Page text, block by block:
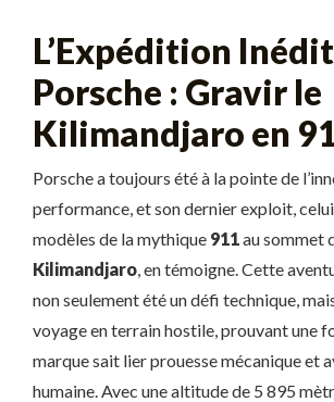
L’Expédition
Porsche : Gravir le
Kilimandjaro en
Porsche a toujours été à la pointe de
performance, et son dernier exploit,
modèles de la mythique 911au sommet
Kilimandjaro, en témoigne. Cette
non seulement été un défi technique,
voyage en terrain hostile, prouvant une
marque sait lier prouesse mécanique et
humaine. Avec une altitude de 5 895